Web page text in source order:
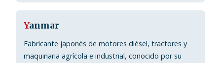
Yanmar
Fabricante japonés de motores diésel, tractores y
maquinaria agrícola e industrial, conocido por su